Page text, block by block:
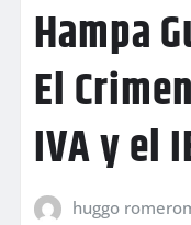
Hampa
El
IVA y el
huggo